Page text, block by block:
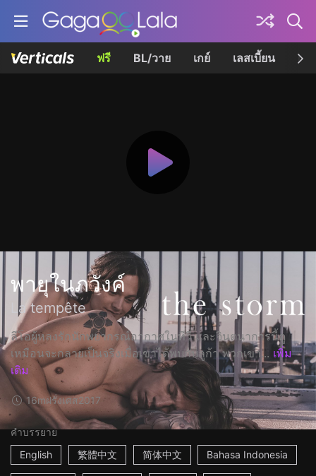
ฟรี BL/วาย เกย์ เลสเบี้ยน เค
พายุในภวังค์
La tempête
ลีโอผู้หลงรักนักพยากรณ์อากาศในทีวี และจินตนาการนี้ดู
เหมือนจะกลายเป็นจริงเมื่อเขาได้พบกับลูก้า พวกเขา... เพิ่ม
เติม
16mฝรั่งเศส2017
คำบรรยาย
English
繁體中文 简体中文 Bahasa Indonesia